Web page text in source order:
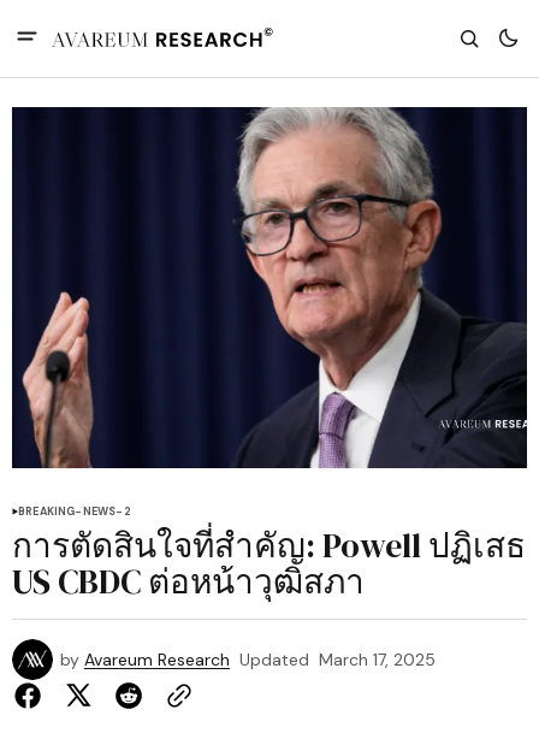
BREAKING-NEWS-2
การตัดสินใจที่สำคัญ: Powell ปฏิเสธ
US CBDC ต่อหน้าวุฒิสภา
by Avareum Research Updated March 17, 2025